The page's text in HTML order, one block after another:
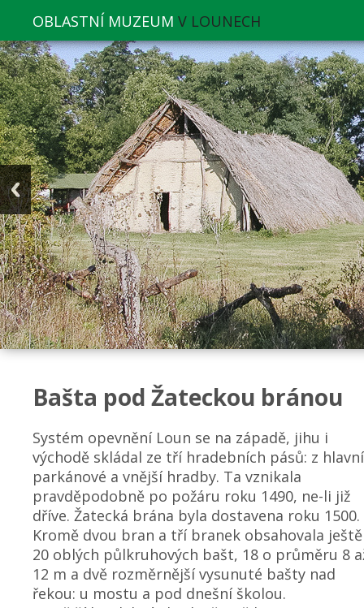
OBLASTNÍ MUZEUM V LOUNECH
Bašta pod Žateckou bránou
Systém opevnění Loun se na západě, jihu i
východě skládal ze tří hradebních pásů: z
parkánové a vnější hradby. Ta vznikala
pravděpodobně po požáru roku 1490, ne-li již
dříve. Žatecká brána byla dostavena roku 1500.
Kromě dvou bran a tří branek obsahovala ještě
20 oblých půlkruhových bašt, 18 o průměru 8
12 m a dvě rozměrnější vysunuté bašty nad
řekou: u mostu a pod dnešní školou.